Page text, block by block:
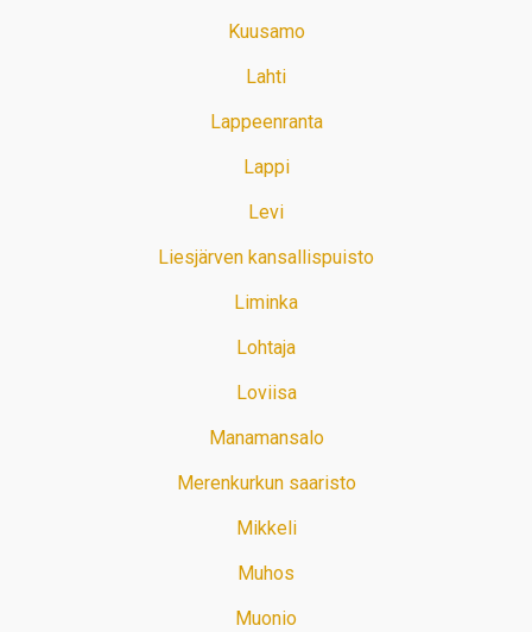
Kuusamo
Lahti
Lappeenranta
Lappi
Levi
Liesjärven kansallispuisto
Liminka
Lohtaja
Loviisa
Manamansalo
Merenkurkun saaristo
Mikkeli
Muhos
Muonio